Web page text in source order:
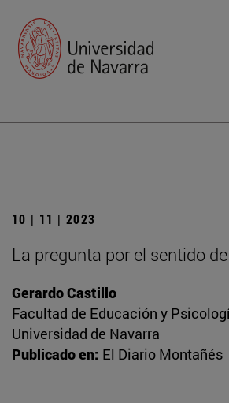
10 | 11 | 2023
La pregunta por el sentido
Gerardo Castillo
Facultad de Educación y
Universidad de Navarra
Publicado en: El Diario Montañés